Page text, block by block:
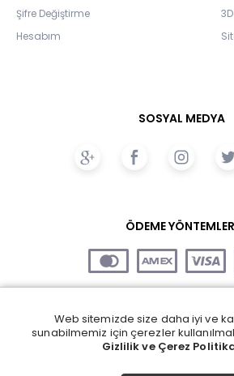
Şifre Değiştirme
Hesabım
SOSYAL MEDYA
ÖDEME
Web sitemizde size daha iyi ve
sunabilmemiz için çerezler
Gizlilik ve Çerez